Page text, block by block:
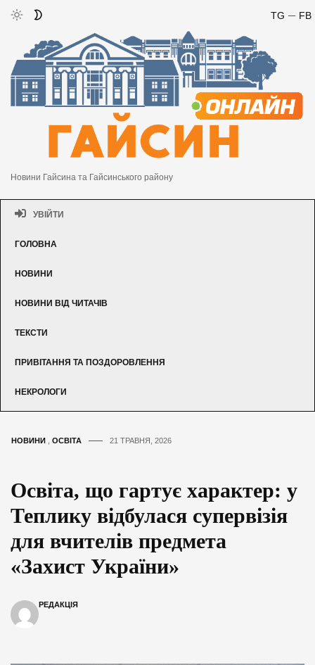
FB
TG
Новини Гайсина та Гайсинського району
УВІЙТИ
ГОЛОВНА
НОВИНИ
НОВИНИ ВІД ЧИТАЧІВ
ТЕКСТИ
ПРИВІТАННЯ ТА ПОЗДОРОВЛЕННЯ
НЕКРОЛОГИ
НОВИНИ ОСВІТА 21 ТРАВНЯ, 2026
Освіта, що гартує характер: у
Теплику відбулася супервізія
для вчителів предмета
«Захист України»
РЕДАКЦІЯ